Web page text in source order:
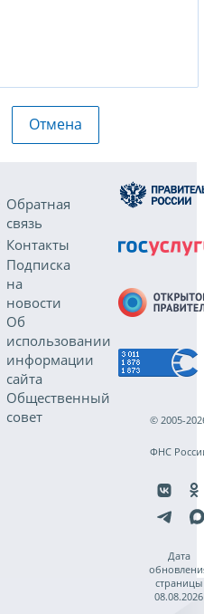
Отмена
Обратная
связь
Контакты
Подписка
на
новости
Об
использовании
информации
сайта
Общественный
совет
© 2005-
ФНС
Дата
страницы
08.08.2026